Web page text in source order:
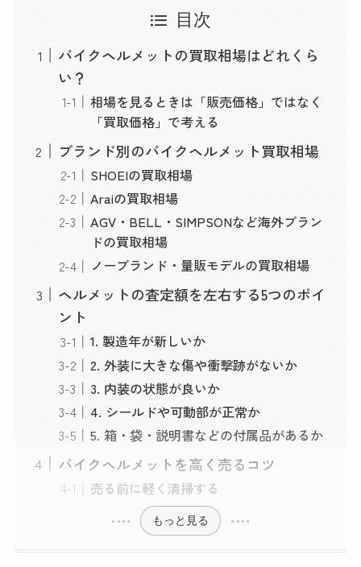
目次
バイクヘルメットの買取相場はどれくら
い？
相場を見るときは「販売価格」ではなく
「買取価格」で考える
ブランド別のバイクヘルメット買取相場
SHOEIの買取相場
Araiの買取相場
AGV・BELL・SIMPSONなど海外ブラン
ドの買取相場
ノーブランド・量販モデルの買取相場
ヘルメットの査定額を左右する5つのポイ
ント
1. 製造年が新しいか
2. 外装に大きな傷や衝撃跡がないか
3. 内装の状態が良いか
4. シールドや可動部が正常か
5. 箱・袋・説明書などの付属品があるか
バイクヘルメットを高く売るコツ
売る前に軽く清掃する
もっと見る